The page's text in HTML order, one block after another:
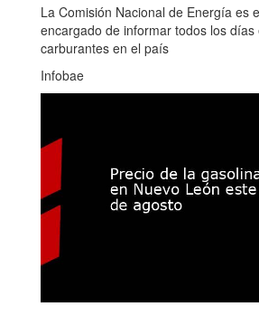
La Comisión Nacional de Energía es
encargado de informar todos los días
carburantes en el país
Infobae